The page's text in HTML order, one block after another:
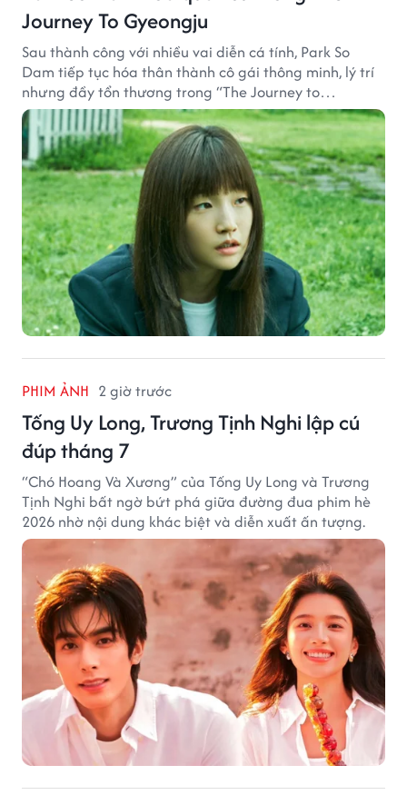
Journey To Gyeongju
Sau thành công với nhiều vai diễn cá tính, Park So
Dam tiếp tục hóa thân thành cô gái thông minh, lý trí
nhưng đầy tổn thương trong “The Journey to
Gyeongju”.
PHIM ẢNH 2 giờ trước
Tống Uy Long, Trương Tịnh Nghi lập cú
đúp tháng 7
“Chó Hoang Và Xương” của Tống Uy Long và Trương
Tịnh Nghi bất ngờ bứt phá giữa đường đua phim hè
2026 nhờ nội dung khác biệt và diễn xuất ấn tượng.